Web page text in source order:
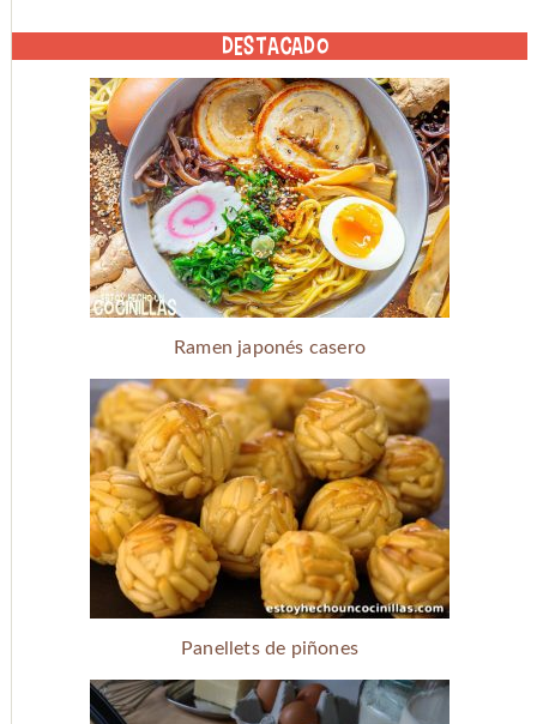
DESTACADO
Ramen japonés casero
Panellets de piñones